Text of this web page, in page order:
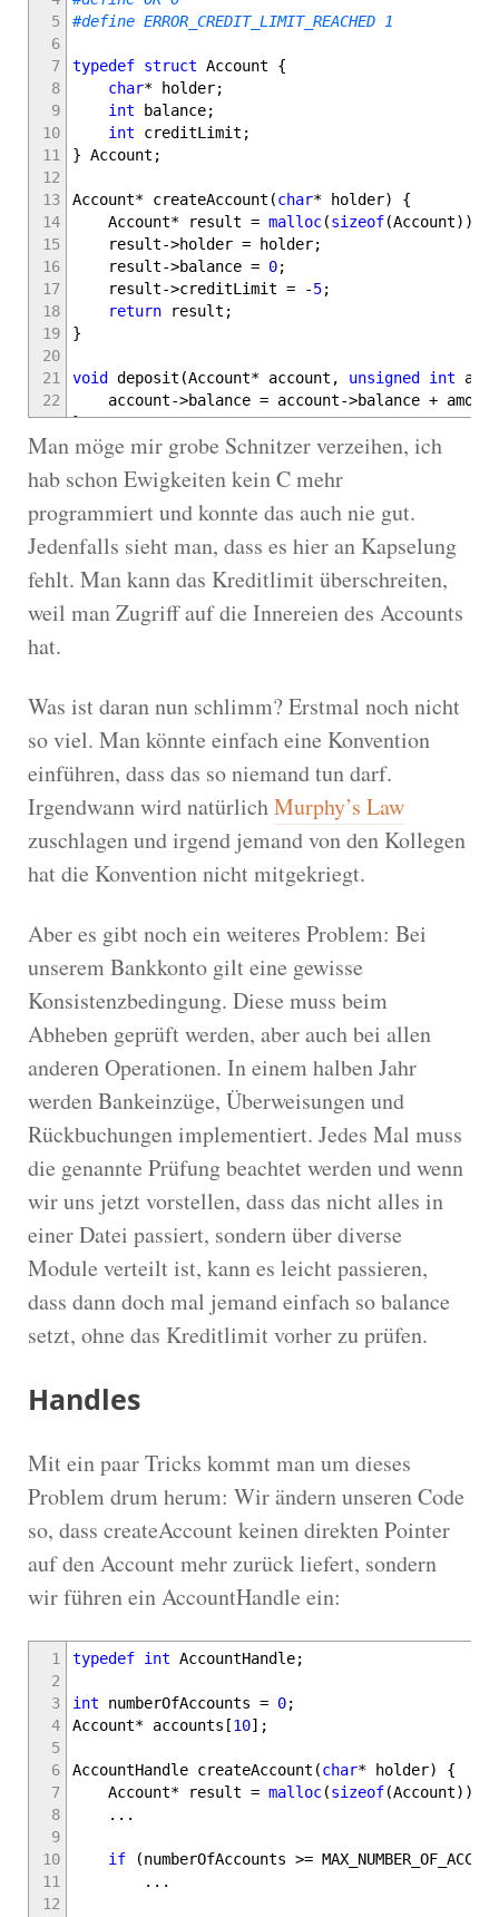
5
6
7
8
9
10
11
12
13
14
15
16
17
18
19
20
21
22
23
24
26
27
29
30
32
33
36
37
39
40
41
42
43
46
48
49
50
51
52
54
55
56
57
58
60
61
#define ERROR_CREDIT_LIMIT_REACHED 1
typedef struct Account {
char* holder;
int balance;
int creditLimit ;
} Account ;
Account* createAccount (char* holder)
{
Account* result = malloc(sizeof(Account) )
result->holder = holder;
result->balance = 0;
result->creditLimit = -5;
return result ;
}
void deposit (Account* account , unsigned int
account->balance = account->balance + amount
}
intnewBalance=account->balance
if (newBalance<account->creditLimit
}
returnOK;
printf("account balance: %d\n",a->balance
}
intmain() {
Account*a=createAccount("Hans Wurst"
deposit(a, 10);
if ( withdraw( a, 12) != OK)
{
printf
"credit limit reached!
}
show(a);
if (withdraw(a, 7 ) !=OK) {
printf("credit limit reached!\n
}
show(a);
balance -
;
show (a); // oops!
free
;
return 0;
}
Man möge mir grobe Schnitzer verzeihen, ich
hab schon Ewigkeiten kein C mehr
programmiert und konnte das auch nie gut.
Jedenfalls sieht man, dass es hier an Kapselung
fehlt. Man kann das Kreditlimit überschreiten,
weil man Zugriff auf die Innereien des Accounts
hat.
Was ist daran nun schlimm? Erstmal noch nicht
so viel. Man könnte einfach eine Konvention
einführen, dass das so niemand tun darf.
Irgendwann wird natürlichMurphy’s Law
zuschlagen und irgend jemand von den Kollegen
hat die Konvention nicht mitgekriegt.
Aber es gibt noch ein weiteres Problem: Bei
unserem Bankkonto gilt eine gewisse
Konsistenzbedingung. Diese muss beim
Abheben geprüft werden, aber auch bei allen
anderen Operationen. In einem halben Jahr
werden Bankeinzüge, Überweisungen und
Rückbuchungen implementiert. Jedes Mal muss
die genannte Prüfung beachtet werden und wenn
wir uns jetzt vorstellen, dass das nicht alles in
einer Datei passiert, sondern über diverse
Module verteilt ist, kann es leicht passieren,
dass dann doch mal jemand einfach so balance
setzt, ohne das Kreditlimit vorher zu prüfen.
Handles
Mit ein paar Tricks kommt man um dieses
Problem drum herum: Wir ändern unseren Code
so, dass createAccount keinen direkten Pointer
auf den Account mehr zurück liefert, sondern
wir führen ein AccountHandle ein:
1
2
3
4
5
6
7
8
9
10
11
12
typedef int AccountHandle;
int numberOfAccounts = 0;
Account* accounts [10] ;
AccountHandle createAccount (char* holder)
{
Account* result = malloc(sizeof(Account) )
...
if (numberOfAccounts >=
...